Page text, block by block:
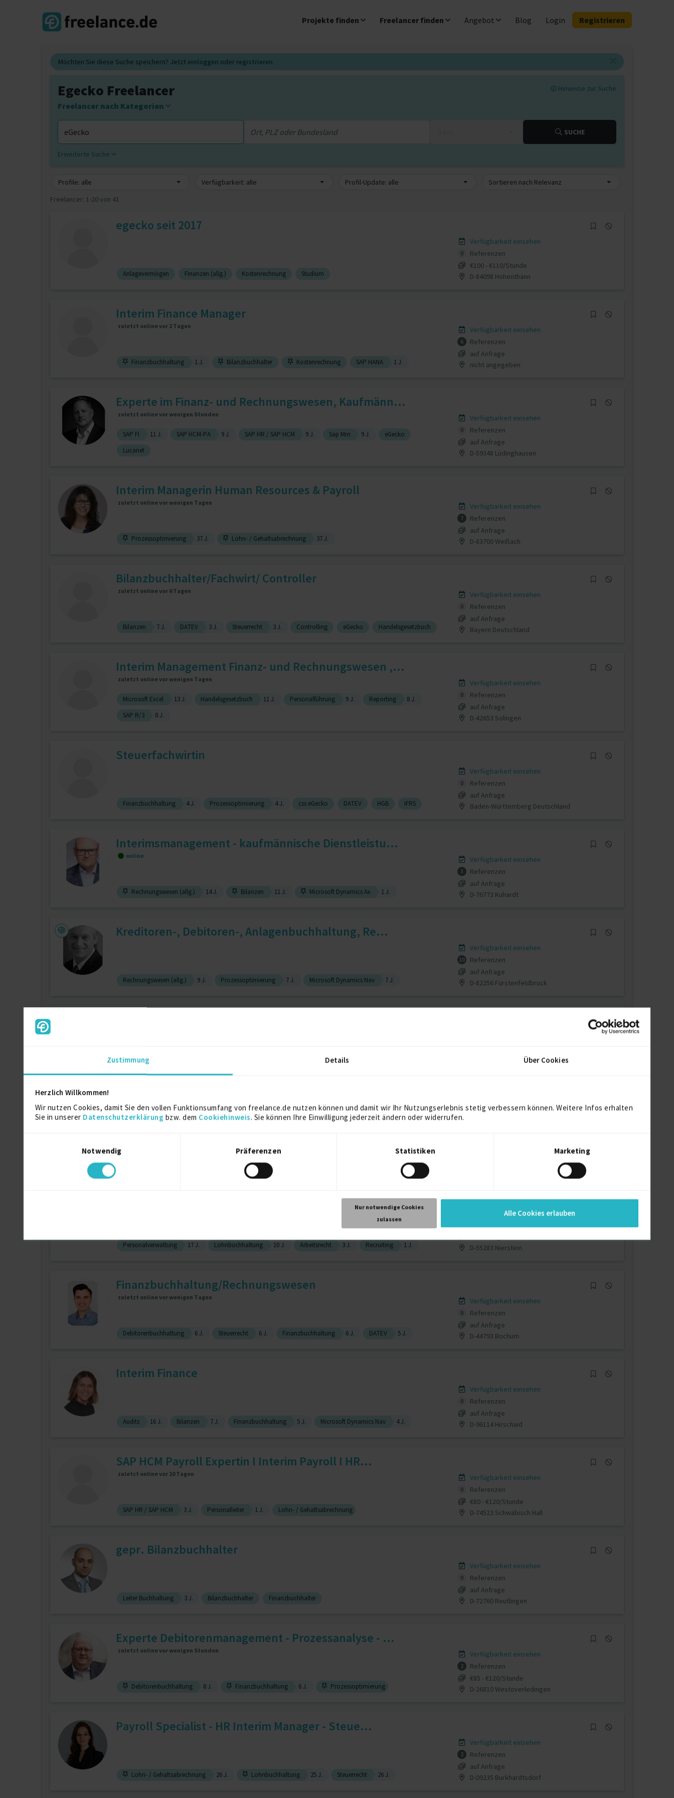
Zustimmung Details Über Cookies
Herzlich Willkommen!
Wir nutzen Cookies, damit Sie den vollen Funktionsumfang von freelance.de nutzen können und damit wir Ihr Nutzungserlebnis stetig verbessern können. Weitere Infos erhalten
Sie in unserer Datenschutzerklärung bzw. dem Cookiehinweis. Sie können Ihre Einwilligung jederzeit ändern oder widerrufen.
Notwendig
Präferenzen Statistiken Marketing
Nur notwendige Cookies
zulassen
Alle Cookies erlauben
Projekte finden Freelancer finden Angebot Blog Login Registrieren
Möchten Sie diese Suche speichern? Jetzt einloggen oder registrieren
Hinweise zur Suche
Egecko Freelancer
Freelancer nach Kategorien
SUCHE
Erweiterte Suche
Profile: alle Verfügbarkeit: alle Profil-Update: alle
Sortieren nach Relevanz
Freelancer: 1-20 von 41
egecko seit 2017
Anlagevermögen Finanzen (allg.) Kostenrechnung Studium
Verfügbarkeit einsehen
0
Referenzen
€100 - €110/Stunde
D-84098 Hohenthann
Interim Finance Manager
zuletzt online vor 2 Tagen
Finanzbuchhaltung 1 J. Bilanzbuchhalter Kostenrechnung SAP HANA 1 J.
Verfügbarkeit einsehen
6
Referenzen
auf Anfrage
nicht angegeben
Experte im Finanz- und Rechnungswesen, Kaufmänn...
zuletzt online vor wenigen Stunden
SAP FI 11 J. SAP HCM-PA 9 J. SAP HR / SAP HCM 9 J. Sap Mm 9 J.
eGecko
Lucanet
Verfügbarkeit einsehen
0
Referenzen
auf Anfrage
D-59348 Lüdinghausen
Interim Managerin Human Resources & Payroll
zuletzt online vor wenigen Tagen
Prozessoptimierung 37 J. Lohn- / Gehaltsabrechnung 37 J.
Verfügbarkeit einsehen
7
Referenzen
auf Anfrage
D-83700 Weißach
Bilanzbuchhalter/Fachwirt/ Controller
zuletzt online vor 6 Tagen
Bilanzen 7 J. DATEV 3 J. Steuerrecht 3 J. Controlling eGecko Handelsgesetzbuch
Verfügbarkeit einsehen
0
Referenzen
auf Anfrage
Bayern Deutschland
Interim Management Finanz- und Rechnungswesen ,...
zuletzt online vor wenigen Tagen
Microsoft Excel 13 J. Handelsgesetzbuch 11 J. Personalführung 9 J. Reporting
8 J.
SAP R/3
8 J.
Verfügbarkeit einsehen
0
Referenzen
auf Anfrage
D-42653 Solingen
Steuerfachwirtin
Finanzbuchhaltung 4 J. Prozessoptimierung 4 J. css eGecko DATEV HGB IFRS
Verfügbarkeit einsehen
0
Referenzen
auf Anfrage
Baden-Württemberg Deutschland
Interimsmanagement - kaufmännische Dienstleistu...
online
Rechnungswesen (allg.) 14 J. Bilanzen 11 J. Microsoft Dynamics Ax 1 J.
Verfügbarkeit einsehen
3
Referenzen
auf Anfrage
D-76773 Kuhardt
Kreditoren-, Debitoren-, Anlagenbuchhaltung, Re...
Rechnungswesen (allg.) 9 J. Prozessoptimierung 7 J. Microsoft Dynamics Nav 7 J.
Verfügbarkeit einsehen
10
Referenzen
auf Anfrage
D-82256 Fürstenfeldbruck
PlanControlling
Microsoft System Center (allg.)
Personalverwaltung 17 J. Lohnbuchhaltung 10 J. Arbeitsrecht 3 J. Recruiting 1 J.
Verfügbarkeit einsehen
D-55283 Nierstein
Finanzbuchhaltung/Rechnungswesen
zuletzt online vor wenigen Tagen
Debitorenbuchhaltung 6 J. Steuerrecht 6 J. Finanzbuchhaltung 6 J. DATEV 5 J.
Verfügbarkeit einsehen
0
Referenzen
auf Anfrage
D-44793 Bochum
Interim Finance
Audits 16 J. Bilanzen 7 J. Finanzbuchhaltung 5 J. Microsoft Dynamics Nav 4 J.
Verfügbarkeit einsehen
0
Referenzen
auf Anfrage
D-96114 Hirschaid
SAP HCM Payroll Expertin I Interim Payroll I HR...
zuletzt online vor 10 Tagen
SAP HR / SAP HCM 3 J. Personalleiter 1 J. Lohn- / Gehaltsabrechnung
Verfügbarkeit einsehen
0
Referenzen
€80 - €120/Stunde
D-74523 Schwäbisch Hall
gepr. Bilanzbuchhalter
Leiter Buchhaltung 3 J. Bilanzbuchhalter Finanzbuchhalter
Verfügbarkeit einsehen
0
Referenzen
auf Anfrage
D-72760 Reutlingen
Experte Debitorenmanagement - Prozessanalyse - ...
zuletzt online vor wenigen Stunden
Debitorenbuchhaltung 8 J. Finanzbuchhaltung 6 J. Prozessoptimierung
Verfügbarkeit einsehen
2
Referenzen
€85 - €120/Stunde
D-26810 Westoverledingen
Payroll Specialist - HR Interim Manager - Steue...
Lohn- / Gehaltsabrechnung 26 J. Lohnbuchhaltung 25 J. Steuerrecht 26 J.
Verfügbarkeit einsehen
2
Referenzen
auf Anfrage
D-09235 Burkhardtsdorf